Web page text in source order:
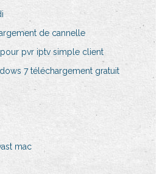
de cannelle
pvr iptv simple client
7 téléchargement gratuit
mac